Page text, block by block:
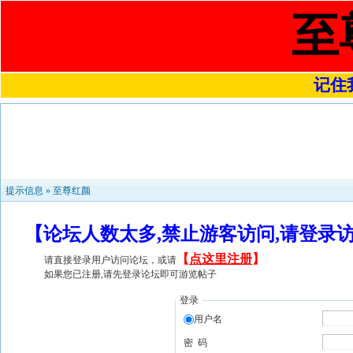
至
记住
提示信息 » 至尊红颜
【论坛人数太多,禁止游客访问,请登
请直接登录用户访问论坛，或请 【 点这里注册】
如果您已注册,请先登录论坛即可游览帖子
登录
用户名
密 码